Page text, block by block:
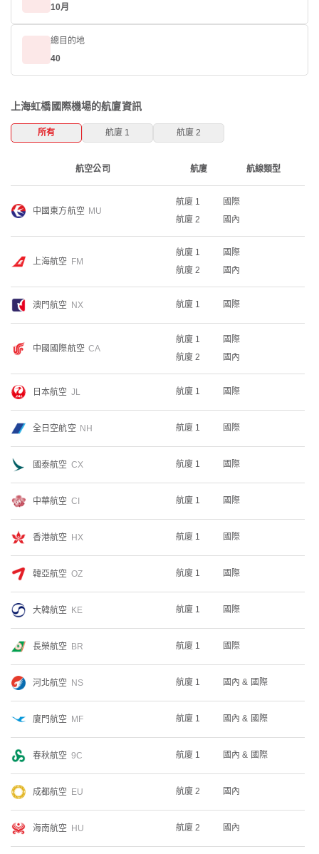
10月
總目的地
40
上海虹橋國際機場的航廈資訊
所有 航廈 1 航廈 2
航空公司 航廈 航線類型
中國東方航空 MU
航廈 1
航廈 2
國際
國內
上海航空 FM
航廈 1
航廈 2
國際
國內
澳門航空 NX 航廈 1 國際
中國國際航空 CA
航廈 1
航廈 2
國際
國內
日本航空 JL 航廈 1 國際
全日空航空 NH 航廈 1 國際
國泰航空 CX 航廈 1 國際
中華航空 CI 航廈 1 國際
香港航空 HX 航廈 1 國際
韓亞航空 OZ 航廈 1 國際
大韓航空 KE 航廈 1 國際
長榮航空 BR 航廈 1 國際
河北航空 NS 航廈 1 國內 & 國際
廈門航空 MF 航廈 1 國內 & 國際
春秋航空 9C 航廈 1 國內 & 國際
成都航空 EU 航廈 2 國內
海南航空 HU 航廈 2 國內